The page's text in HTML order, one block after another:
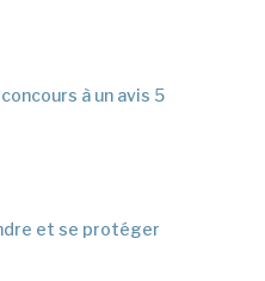
à un avis 5
et se protéger